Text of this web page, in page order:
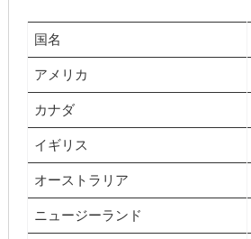
国名
アメリカ
カナダ
イギリス
オーストラリア
ニュージーランド